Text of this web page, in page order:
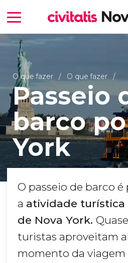
O que fazer O que fazer
Passeio
barco
York
O passeio de barco
a atividade turística
de Nova York.
turistas aproveitam
momento da viagem